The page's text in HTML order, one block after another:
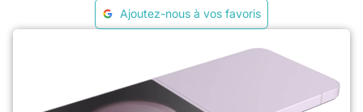
Ajoutez-nous à vos favoris